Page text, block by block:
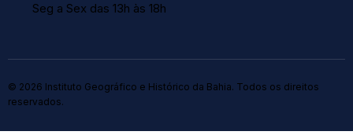
Seg a Sex das 13h às 18h
© 2026 Instituto Geográfico e Histórico da Bahia. Todos os direitos
reservados.